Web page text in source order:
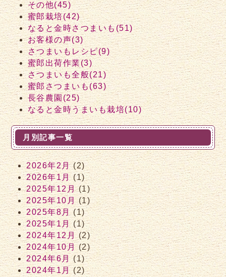
その他(45)
蜜郎栽培(42)
なると金時さつまいも(51)
お客様の声(3)
さつまいもレシピ(9)
蜜郎出荷作業(3)
さつまいも全般(21)
蜜郎さつまいも(63)
長谷農園(25)
なると金時うまいも栽培(10)
月別記事一覧
2026年2月(2)
2026年1月(1)
2025年12月(1)
2025年10月(1)
2025年8月(1)
2025年1月(1)
2024年12月(2)
2024年10月(2)
2024年6月(1)
2024年1月(2)